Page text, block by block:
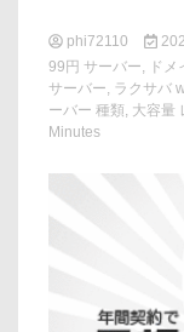
phi72110
99円 サーバー, ド
サーバー, ラクサバ
ーバー 種類, 大容量
Minutes